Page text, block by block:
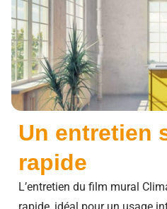
Un entretien
rapide
L’entretien du film mural